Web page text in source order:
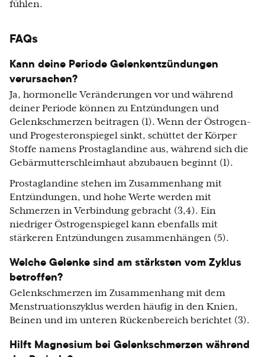
fühlen.
FAQs
Kann deine Periode Gelenkentzündungen
verursachen?
Ja, hormonelle Veränderungen vor und während
deiner Periode können zu Entzündungen und
Gelenkschmerzen beitragen (1). Wenn der Östrogen-
und Progesteronspiegel sinkt, schüttet der Körper
Stoffe namens Prostaglandine aus, während sich die
Gebärmutterschleimhaut abzubauen beginnt (1).
Prostaglandine stehen im Zusammenhang mit
Entzündungen, und hohe Werte werden mit
Schmerzen in Verbindung gebracht (3,4). Ein
niedriger Östrogenspiegel kann ebenfalls mit
stärkeren Entzündungen zusammenhängen (5).
Welche Gelenke sind am stärksten vom Zyklus
betroffen?
Gelenkschmerzen im Zusammenhang mit dem
Menstruationszyklus werden häufig in den Knien,
Beinen und im unteren Rückenbereich berichtet (3).
Hilft Magnesium bei Gelenkschmerzen während